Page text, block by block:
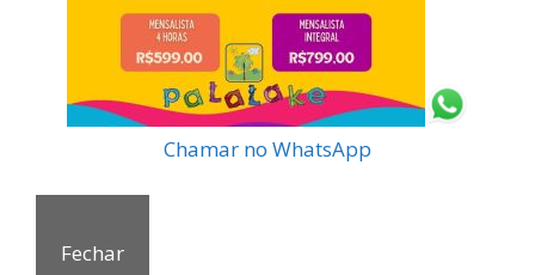
Chamar no WhatsApp
Fechar